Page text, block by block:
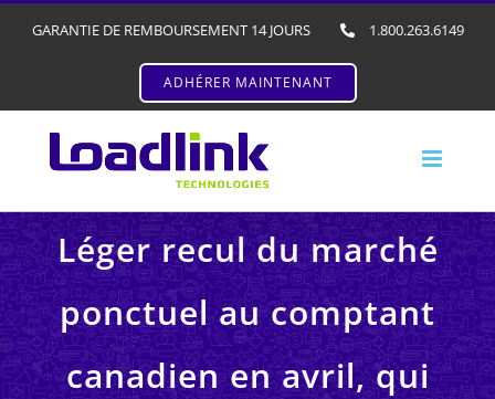
GARANTIE DE REMBOURSEMENT 14 JOURS 1.800.263.6149
ADHÉRER MAINTENANT
Léger recul du marché
ponctuel au comptant
canadien en avril, qui